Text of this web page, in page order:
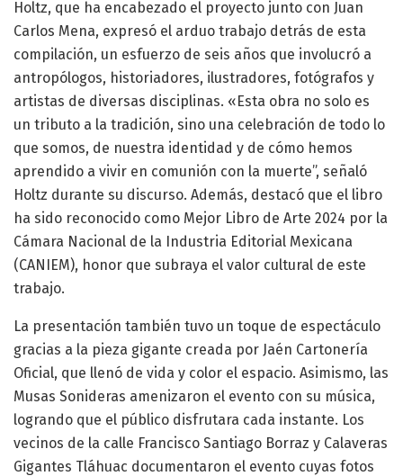
Holtz, que ha encabezado el proyecto junto con Juan
Carlos Mena, expresó el arduo trabajo detrás de esta
compilación, un esfuerzo de seis años que involucró a
antropólogos, historiadores, ilustradores, fotógrafos y
artistas de diversas disciplinas. «Esta obra no solo es
un tributo a la tradición, sino una celebración de todo lo
que somos, de nuestra identidad y de cómo hemos
aprendido a vivir en comunión con la muerte”, señaló
Holtz durante su discurso. Además, destacó que el libro
ha sido reconocido como Mejor Libro de Arte 2024 por la
Cámara Nacional de la Industria Editorial Mexicana
(CANIEM), honor que subraya el valor cultural de este
trabajo.
La presentación también tuvo un toque de espectáculo
gracias a la pieza gigante creada por Jaén Cartonería
Oficial, que llenó de vida y color el espacio. Asimismo, las
Musas Sonideras amenizaron el evento con su música,
logrando que el público disfrutara cada instante. Los
vecinos de la calle Francisco Santiago Borraz y Calaveras
Gigantes Tláhuac documentaron el evento cuyas fotos